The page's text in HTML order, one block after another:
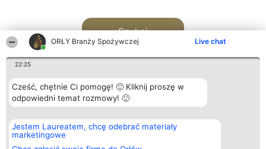
ORŁY Branży Spożywczej Live chat
22:25
Cześć, chętnie Ci pomogę! 🙂 Kliknij proszę w
odpowiedni temat rozmowy! 🙂
Jestem Laureatem, chcę odebrać materiały
marketingowe
Szukaj
Organizator plebiscytu
Bright Side Solutions sp. z o.
o. sp. k.
ul. Ruska 22
Plebiscyt
Laureaci
wszystkich
Kontakt
Kontakt